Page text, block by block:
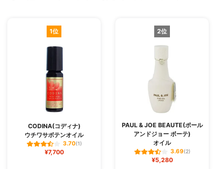
1位
CODINA(コディナ)
ウチワサボテンオイル
3.70(1)
¥7,700
2位
PAUL & JOE BEAUTE(ポール
アンドジョー ボーテ)
オイル
3.69(2)
¥5,280